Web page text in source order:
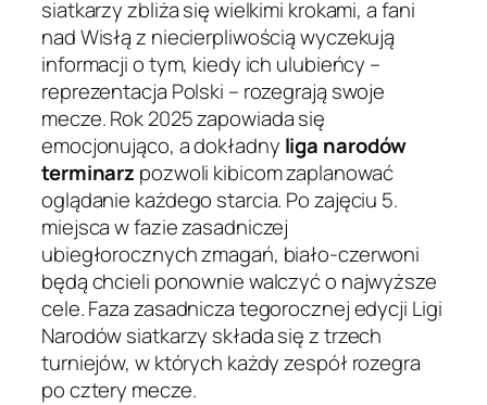
siatkarzy zbliża się wielkimi krokami, a fani
nad Wisłą z niecierpliwością wyczekują
informacji o tym, kiedy ich ulubieńcy –
reprezentacja Polski – rozegrają swoje
mecze. Rok 2025 zapowiada się
emocjonująco, a dokładny liga narodów
terminarz pozwoli kibicom zaplanować
oglądanie każdego starcia. Po zajęciu 5.
miejsca w fazie zasadniczej
ubiegłorocznych zmagań, biało-czerwoni
będą chcieli ponownie walczyć o najwyższe
cele. Faza zasadnicza tegorocznej edycji Ligi
Narodów siatkarzy składa się z trzech
turniejów, w których każdy zespół rozegra
po cztery mecze.